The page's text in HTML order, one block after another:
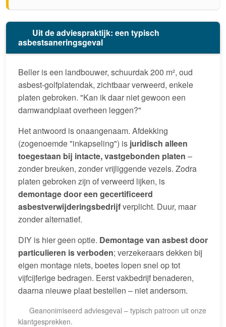
Uit de adviespraktijk: een typisch
asbestsaneringsgeval
Beller is een landbouwer, schuurdak 200 m², oud
asbest-golfplatendak, zichtbaar verweerd, enkele
platen gebroken. "Kan ik daar niet gewoon een
damwandplaat overheen leggen?"
Het antwoord is onaangenaam. Afdekking
(zogenoemde "inkapseling") is juridisch alleen
toegestaan bij intacte, vastgebonden platen –
zonder breuken, zonder vrijliggende vezels. Zodra
platen gebroken zijn of verweerd lijken, is
demontage door een gecertificeerd
asbestverwijderingsbedrijfverplicht. Duur, maar
zonder alternatief.
DIY is hier geen optie. Demontage van asbest door
particulieren is verboden; verzekeraars dekken bij
eigen montage niets, boetes lopen snel op tot
vijfcijferige bedragen. Eerst vakbedrijf benaderen,
daarna nieuwe plaat bestellen – niet andersom.
Geanonimiseerd adviesgeval – typisch patroon uit onze
klantgesprekken.